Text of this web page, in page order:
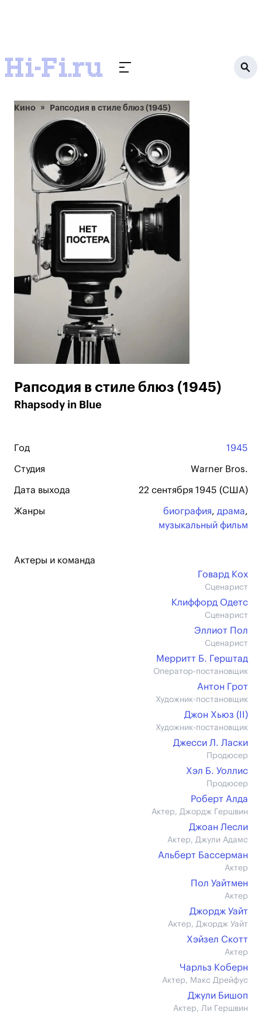
Кино Рапсодия в стиле блюз (1945)
Рапсодия в стиле блюз (1945)
Rhapsody in Blue
Год 1945
Студия Warner Bros.
Дата выхода 22 сентября 1945 (США)
Жанры биография, драма,
музыкальный фильм
Актеры и команда
Говард Кох
Сценарист
Клиффорд Одетс
Сценарист
Эллиот Пол
Сценарист
Мерритт Б. Герштад
Оператор-постановщик
Антон Грот
Художник-постановщик
Джон Хьюз (II)
Художник-постановщик
Джесси Л. Ласки
Продюсер
Хэл Б. Уоллис
Продюсер
Роберт Алда
Актер, Джордж Гершвин
Джоан Лесли
Актер, Джули Адамс
Альберт Бассерман
Актер
Пол Уайтмен
Актер
Джордж Уайт
Актер, Джордж Уайт
Хэйзел Скотт
Актер
Чарльз Коберн
Актер, Макс Дрейфус
Джули Бишоп
Актер, Ли Гершвин